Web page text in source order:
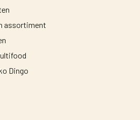
assortiment
Dingo